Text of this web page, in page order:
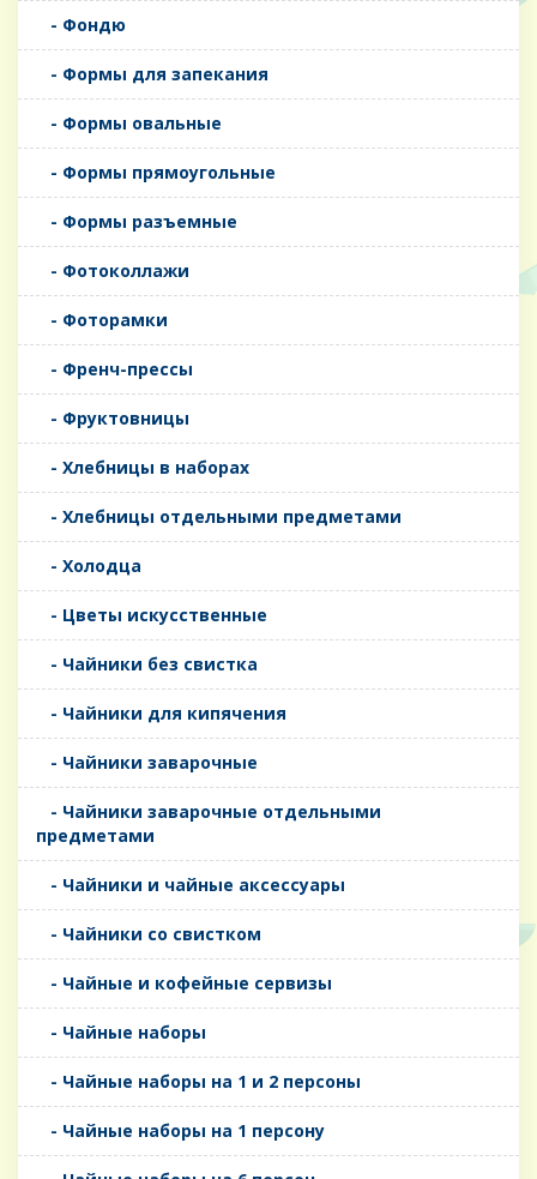
- Фондю
- Формы для запекания
- Формы овальные
- Формы прямоугольные
- Формы разъемные
- Фотоколлажи
- Фоторамки
- Френч-прессы
- Фруктовницы
- Хлебницы в наборах
- Хлебницы отдельными предметами
- Холодца
- Цветы искусственные
- Чайники без свистка
- Чайники для кипячения
- Чайники заварочные
- Чайники заварочные отдельными
предметами
- Чайники и чайные аксессуары
- Чайники со свистком
- Чайные и кофейные сервизы
- Чайные наборы
- Чайные наборы на 1 и 2 персоны
- Чайные наборы на 1 персону